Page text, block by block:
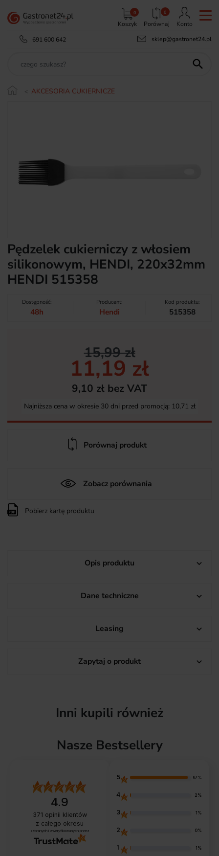
Koszyk
0 0
Porównaj
Konto
691 600 642
sklep@gastronet24.pl

AKCESORIA CUKIERNICZE
Pędzelek cukierniczy z włosiem
silikonowym, HENDI, 220x32mm
HENDI 515358
Dostępność:
48h
Producent:
Hendi
Kod produktu:
515358
15,99 zł
11,19 zł
9,10 zł bez VAT
Najniższa cena w okresie 30 dni przed promocją: 10,71 zł
Porównaj produkt
Zobacz porównania
Pobierz kartę produktu
Opis produktu 
Dane techniczne 
Leasing 
Zapytaj o produkt 
Inni kupili również
Nasze Bestsellery
4.9
371 opinii klientów
z całego okresu
zebranych i zweryfikowanych przez
5 97%
4 2%
3 1%
2 0%
1 1%